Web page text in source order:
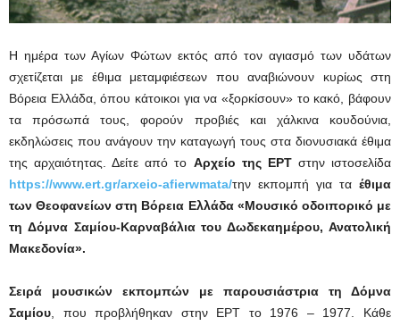
Η ημέρα των Αγίων Φώτων εκτός από τον αγιασμό των υδάτων
σχετίζεται με έθιμα μεταμφιέσεων που αναβιώνουν κυρίως στη
Βόρεια Ελλάδα, όπου κάτοικοι για να «ξορκίσουν» το κακό, βάφουν
τα πρόσωπά τους, φορούν προβιές και χάλκινα κουδούνια,
εκδηλώσεις που ανάγουν την καταγωγή τους στα διονυσιακά έθιμα
της αρχαιότητας. Δείτε από το Αρχείο της ΕΡΤ στην ιστοσελίδα
https://www.ert.gr/arxeio-afierwmata/την εκπομπή για τα έθιμα
των Θεοφανείων στη Βόρεια Ελλάδα «Μουσικό οδοιπορικό με
τη Δόμνα Σαμίου-Καρναβάλια του Δωδεκαημέρου, Ανατολική
Μακεδονία».
Σειρά μουσικών εκπομπών με παρουσιάστρια τη Δόμνα
Σαμίου , που προβλήθηκαν στην ΕΡΤ το 1976 – 1977. Κάθε